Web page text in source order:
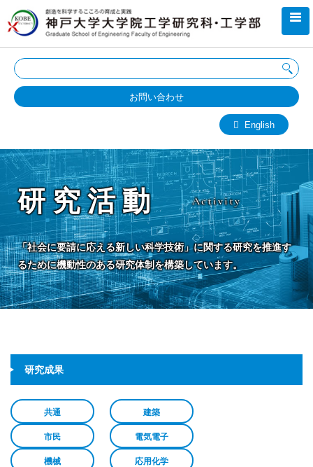
お問い合わせ
English
研究活動 Activity
「社会に要請に応える新しい科学技術」に関する研究を推進す
るために機動性のある研究体制を構築しています。
研究成果
共通 建築
市民 電気電子
機械 応用化学